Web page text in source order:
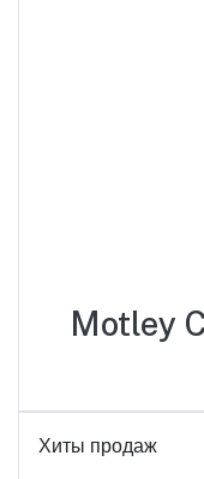
Motley
Хиты продаж